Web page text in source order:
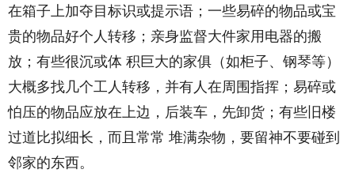
在箱子上加夺目标识或提示语；一些易碎的物品或宝
贵的物品好个人转移；亲身监督大件家用电器的搬
放；有些很沉或体 积巨大的家俱（如柜子、钢琴等）
大概多找几个工人转移，并有人在周围指挥；易碎或
怕压的物品应放在上边，后装车，先卸货；有些旧楼
过道比拟细长，而且常常 堆满杂物，要留神不要碰到
邻家的东西。